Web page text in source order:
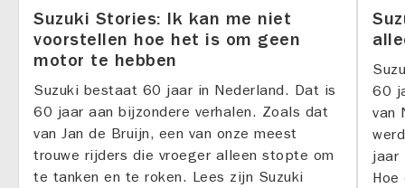
Suzuki Stories: Ik kan me niet
voorstellen hoe het is om geen
motor te hebben
Suzuki bestaat 60 jaar in Nederland. Dat is
60 jaar aan bijzondere verhalen. Zoals dat
van Jan de Bruijn, een van onze meest
trouwe rijders die vroeger alleen stopte om
te tanken en te roken. Lees zijn Suzuki
60
van
jaar